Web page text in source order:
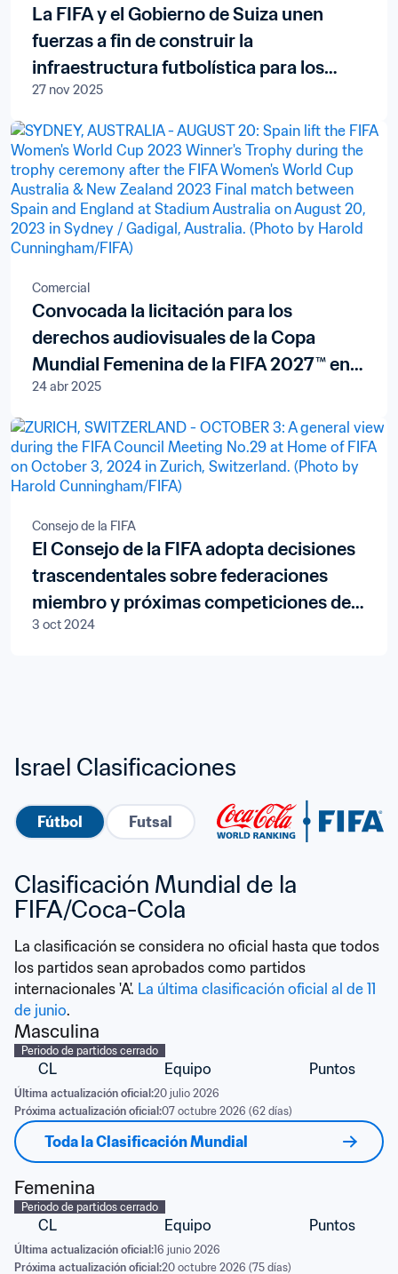
La FIFA y el Gobierno de Suiza unen
fuerzas a fin de construir la
infraestructura futbolística para los
niños de Oriente Próximo
27 nov 2025
Comercial
Convocada la licitación para los
derechos audiovisuales de la Copa
Mundial Femenina de la FIFA 2027™ en
Europa y Asia Central
24 abr 2025
Consejo de la FIFA
El Consejo de la FIFA adopta decisiones
trascendentales sobre federaciones
miembro y próximas competiciones de
la FIFA
3 oct 2024
Israel Clasificaciones
Fútbol Futsal
Clasificación Mundial de la
FIFA/Coca-Cola
La clasificación se considera no oficial hasta que todos
los partidos sean aprobados como partidos
internacionales 'A'. La última clasificación oficial al de 11
de junio.
Masculina
Periodo de partidos cerrado
CL Equipo Puntos
Última actualización oficial:20 julio 2026
Próxima actualización oficial:07 octubre 2026 (62 días)
Toda la Clasificación Mundial
Femenina
Periodo de partidos cerrado
CL Equipo Puntos
Última actualización oficial:16 junio 2026
Próxima actualización oficial:20 octubre 2026 (75 días)